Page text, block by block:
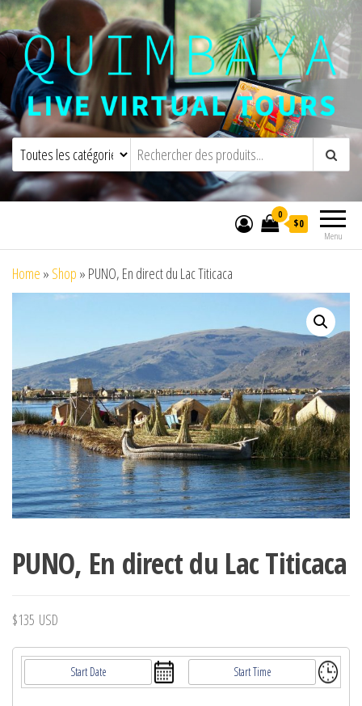
Quimbaya Virtual ToursVisites virtuelles interactives en direct
Menu
0
$0
Home » Shop » PUNO, En direct du Lac Titicaca
PUNO, En direct du Lac Titicaca
$135 USD